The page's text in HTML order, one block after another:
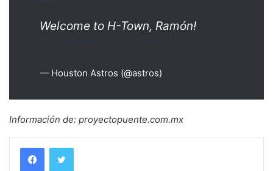
Welcome to H-Town, Ramón!
— Houston Astros (@astros)
Información de: proyectopuente.com.mx